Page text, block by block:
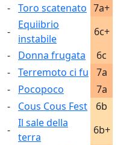
- Toro scatenato 7a+
-
Equiibrio
instabile
6c+
-
Donna frugata 6c
- Terremoto ci fu 7a
-
Pocopoco 7a
-
Cous Cous Fest 6b
-
Il sale della
terra
6b+